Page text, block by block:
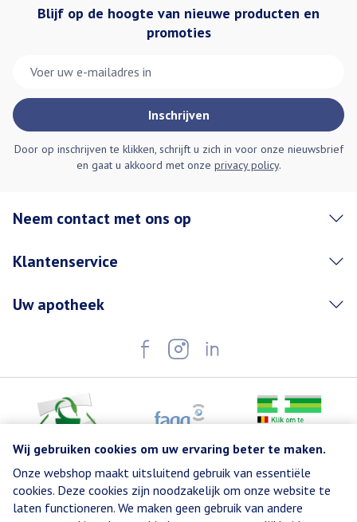
Wij gebruiken cookies om uw ervaring beter te maken.
Onze webshop maakt uitsluitend gebruik van essentiële
cookies. Deze cookies zijn noodzakelijk om onze website te
laten functioneren. We maken geen gebruik van andere
Blijf op de hoogte van nieuwe producten en
promoties
Inschrijven
Door op inschrijven te klikken, schrijft u zich in voor onze nieuwsbrief
en gaat u akkoord met onze privacy policy.
Neem contact met ons op
Klantenservice
Uw apotheek
Juridische links